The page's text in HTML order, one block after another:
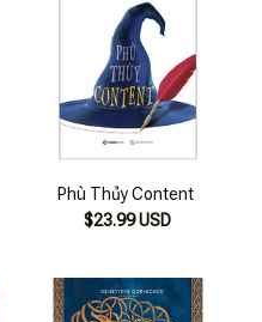
Phù Thủy Content
$23.99 USD